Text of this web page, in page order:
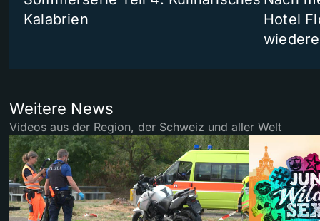
Kalabrien
Hotel
Weitere News
Videos aus der Region, der Schweiz und aller Welt